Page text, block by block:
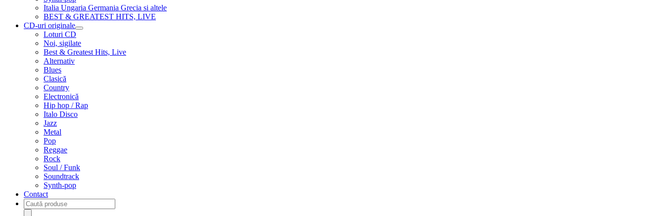
Italia Ungaria Germania Grecia si altele
BEST & GREATEST HITS, LIVE
CD-uri originale
Extinde
copil
Loturi CD
Noi, sigilate
Best & Greatest Hits, Live
Alternativ
Blues
Clasică
Country
Electronică
Hip hop / Rap
Italo Disco
Jazz
Metal
Pop
Reggae
Rock
Soul / Funk
Soundtrack
Synth-pop
Contact
Products
search